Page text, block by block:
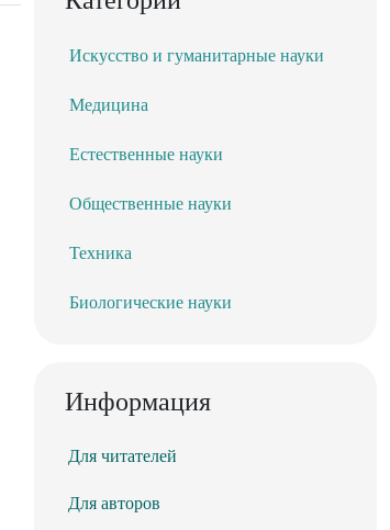
Искусство и гуманитарные науки
Медицина
Естественные науки
Общественные науки
Техника
Биологические науки
Информация
Для читателей
Для авторов